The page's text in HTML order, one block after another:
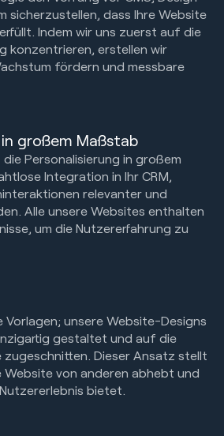
sicherzustellen, dass Ihre Website
Indem wir uns zuerst auf die
konzentrieren, erstellen wir
fördern und messbare
großem Maßstab
Personalisierung in großem
Integration in Ihr CRM,
relevanter und
Alle unsere Websites enthalten
um die Nutzererfahrung zu
Vorlagen; unsere Website-Designs
gestaltet und auf die
Dieser Ansatz stellt
Website von anderen abhebt und
bietet.